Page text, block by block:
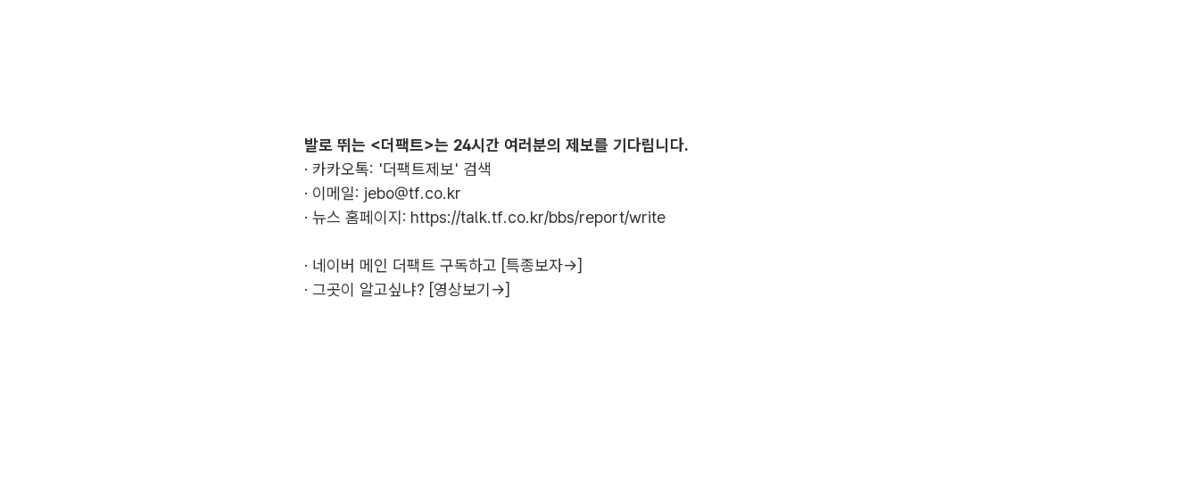
발로 뛰는 <더팩트>는 24시간 여러분의 제보를 기다립니다.
· 카카오톡: '더팩트제보' 검색
· 이메일: jebo@tf.co.kr
· 뉴스 홈페이지: https://talk.tf.co.kr/bbs/report/write
· 네이버 메인 더팩트 구독하고 [특종보자→]
· 그곳이 알고싶냐? [영상보기→]